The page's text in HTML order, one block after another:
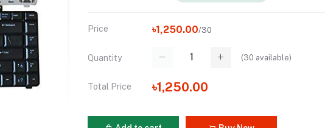
Price ৳1,250.00/30
Quantity (30 available)
Total Price ৳1,250.00